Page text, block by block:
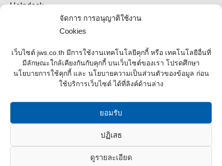
จัดการ การอนุญาติใช้งาน
Cookies
เว็บไซต์ jws.co.th มีการใช้งานเทคโนโลยีคุกกี้ หรือ เทคโนโลยีอื่นที่
มีลักษณะใกล้เคียงกันกับคุกกี้ บนเว็บไซต์ของเรา โปรดศึกษา
นโยบายการใช้คุกกี้ และ นโยบายความเป็นส่วนตัวของข้อมูล ก่อน
ใช้บริการเว็บไซต์ ได้ที่ลิงค์ด้านล่าง
ยอมรับ
ปฏิเสธ
ดูรายละเอียด
Helpdesk
TeamViewer 11
TeamViewer (QS)
Supplier
Contact List